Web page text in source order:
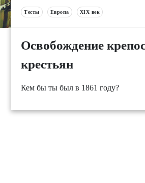
Тесты Европа XIX век
Освобождение
крестьян
Кем бы ты был в 1861 году?